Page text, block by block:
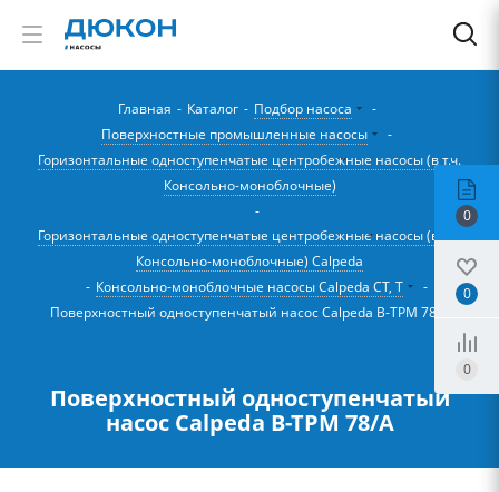
Главная - Каталог - Подбор насоса
-
Поверхностные промышленные насосы
-
Горизонтальные одноступенчатые центробежные насосы (в т.ч.
Консольно-моноблочные)
-
Горизонтальные одноступенчатые центробежные насосы (в т.ч.
Консольно-моноблочные) Calpeda
- Консольно-моноблочные насосы Calpeda CT, T
-
Поверхностный одноступенчатый насос Calpeda B-TPM 78/A
Поверхностный одноступенчатый
насос Calpeda B-TPM 78/A
0
0
0